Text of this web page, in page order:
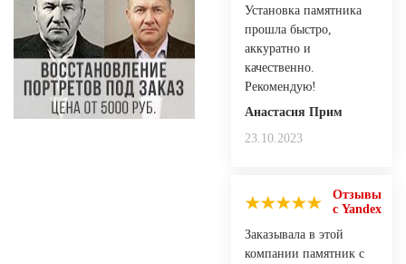
Установка памятника
прошла быстро,
аккуратно и
качественно.
Рекомендую!
Анастасия Прим
23.10.2023
Отзывы
с Yandex
Заказывала в этой
компании памятник с